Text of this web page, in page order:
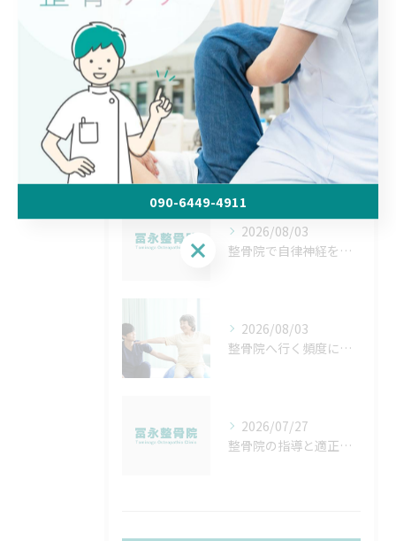
< 前のページ 一覧に戻る 次のページ >
最近の投稿 Recent Posts
2026/08/03
整骨院で自律神経を整える方法と北海道帯広市松前郡松前町で安心して通院するコツ
2026/08/03
整骨院へ行く頻度について
2026/07/27
整骨院の指導と適正算定を徹底するための実践ポイントと院内マニュアル作成法
090-6449-4911
090-6449-4911